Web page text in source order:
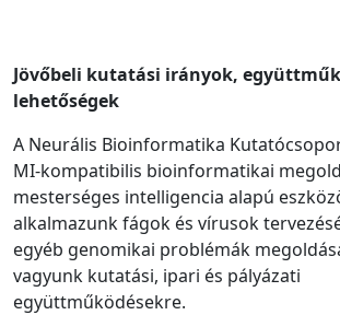
Jövőbeli kutatási irányok,
lehetőségek
A Neurális Bioinformatika
MI-kompatibilis bioinformatikai
mesterséges intelligencia alapú
alkalmazunk fágok és vírusok
egyéb genomikai problémák
vagyunk kutatási, ipari és pályázati
együttműködésekre.